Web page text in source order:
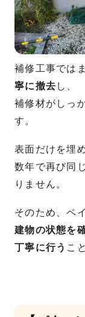
補修工事では
寧に撤去 し、
補修材がしっ
す。
表面だけを埋
数年で再び同
りません。
そのため、ペ
建物の状態を
丁寧に行う こ